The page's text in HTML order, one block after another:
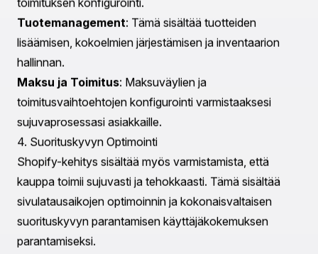
käyttäjäkokemusta tehokkaasti.
2. Sovelluskehitys ja Integraatiot
Shopifyn kauppojen toiminnallisuuden laajentamiseksi
kehittäjät voivat luoda mukautettuja sovelluksia, jotka
palvelevat erityisiä liiketoimintatarpeita.
Mukautetut Sovellukset: Kehittäjät voivat rakentaa
räätälöityjä sovelluksia, jotka integroivat kolmannen
osapuolen palvelut tai lisäävät ainutlaatuisia
ominaisuuksia, joita ei ole saatavilla Shopifyn
vakiotarjonnassa.
Shopify-sovelluskauppa: On myös mahdollisuus
kehittää sovelluksia Shopify-sovelluskauppaan, jolloin
muut kauppiaat voivat hyötyä räätälöidyistä